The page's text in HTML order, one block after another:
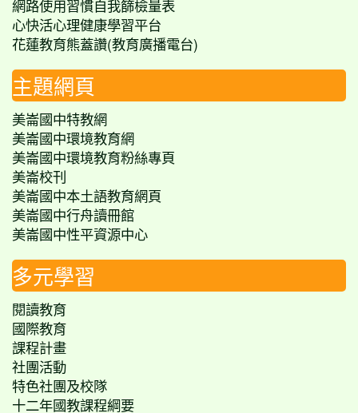
網路使用習慣自我篩檢量表
心快活心理健康學習平台
花蓮教育熊蓋讚(教育廣播電台)
主題網頁
美崙國中特教網
美崙國中環境教育網
美崙國中環境教育粉絲專頁
美崙校刊
美崙國中本土語教育網頁
美崙國中行舟讀冊館
美崙國中性平資源中心
多元學習
閱讀教育
國際教育
課程計畫
社團活動
特色社團及校隊
十二年國教課程綱要